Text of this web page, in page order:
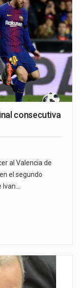
consecutiva
al Valencia de
el segundo